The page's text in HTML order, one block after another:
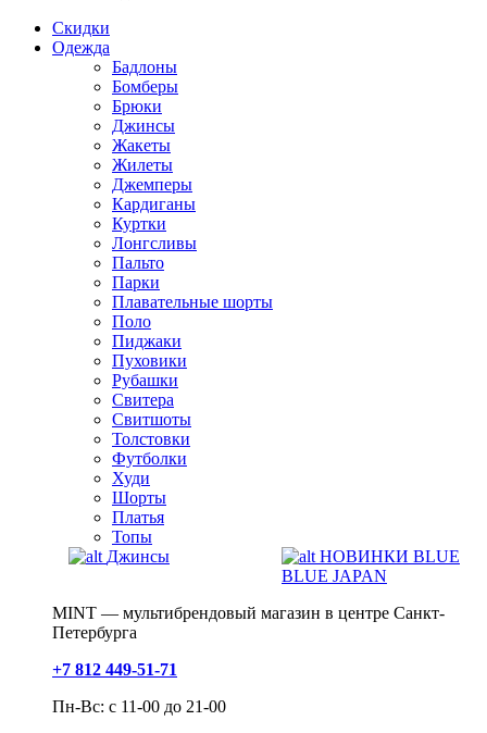
Скидки
Одежда
Бадлоны
Бомберы
Брюки
Джинсы
Жакеты
Жилеты
Джемперы
Кардиганы
Куртки
Лонгсливы
Пальто
Парки
Плавательные шорты
Поло
Пиджаки
Пуховики
Рубашки
Свитера
Свитшоты
Толстовки
Футболки
Худи
Шорты
Платья
Топы
Джинсы
НОВИНКИ BLUE
BLUE JAPAN
MINT — мультибрендовый магазин в центре Санкт-
Петербурга
+7 812 449-51-71
Пн-Вс: с 11-00 до 21-00